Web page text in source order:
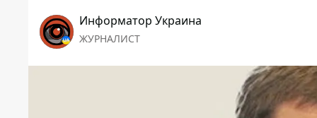
Информатор Украина
ЖУРНАЛИСТ